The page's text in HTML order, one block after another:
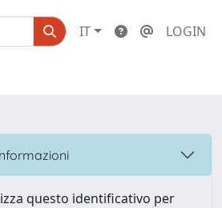
IT LOGIN
questo identificativo per